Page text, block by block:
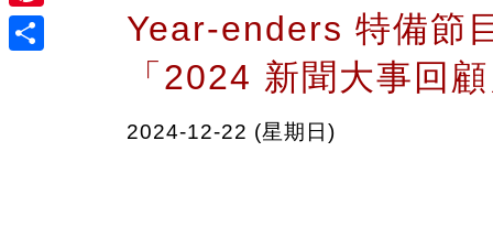
Pinterest
Year-enders 特備節
「2024 新聞大事回
2024-12-22 (星期日)